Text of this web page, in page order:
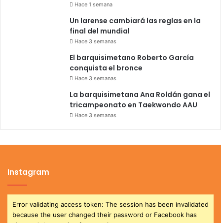
Hace 1 semana
Un larense cambiará las reglas en la
final del mundial
Hace 3 semanas
El barquisimetano Roberto García
conquista el bronce
Hace 3 semanas
La barquisimetana Ana Roldán gana el
tricampeonato en Taekwondo AAU
Hace 3 semanas
Instagram
Error validating access token: The session has been invalidated
because the user changed their password or Facebook has